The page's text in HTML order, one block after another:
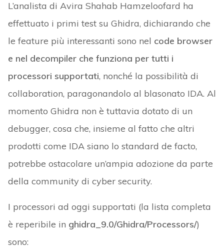
L’analista di Avira Shahab Hamzeloofard ha
effettuato i primi test su Ghidra, dichiarando che
le feature più interessanti sono nel code browser
e nel decompiler che funziona per tutti i
processori supportati, nonché la possibilità di
collaboration, paragonandolo al blasonato IDA. Al
momento Ghidra non è tuttavia dotato di un
debugger, cosa che, insieme al fatto che altri
prodotti come IDA siano lo standard de facto,
potrebbe ostacolare un’ampia adozione da parte
della community di cyber security.
I processori ad oggi supportati (la lista completa
è reperibile in ghidra_9.0/Ghidra/Processors/)
sono: